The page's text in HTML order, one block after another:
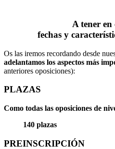
A tener en
fechas y
Os las iremos recordando desde
adelantamos los aspectos más
anteriores oposiciones):
PLAZAS
Como todas las oposiciones de
140 plazas
PREINSCRIPCIÓN